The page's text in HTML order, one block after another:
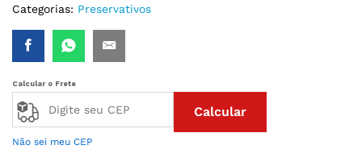
Categorias: Preservativos
Calcular o Frete
Calcular
Não sei meu CEP